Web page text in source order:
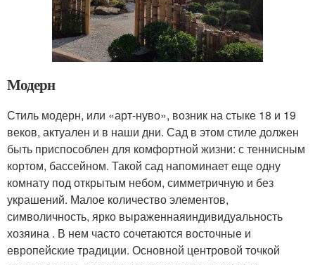
Модерн
Стиль модерн, или «арт-нуво», возник на стыке 18 и 19
веков, актуален и в наши дни. Сад в этом стиле должен
быть приспособлен для комфортной жизни: с теннисным
кортом, бассейном. Такой сад напоминает еще одну
комнату под открытым небом, симметричную и без
украшений. Малое количество элементов,
символичность, ярко выраженнаяиндивидуальность
хозяина . В нем часто сочетаются восточные и
европейские традиции. Основной центровой точкой